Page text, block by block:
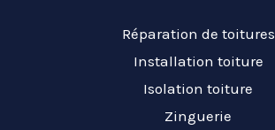
Réparation de toitures
Installation toiture
Isolation toiture
Zinguerie